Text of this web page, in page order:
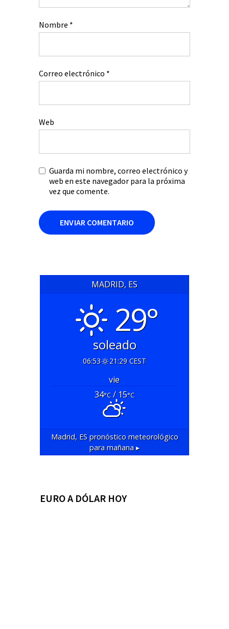
Nombre *
Correo electrónico *
Web
Guarda mi nombre, correo electrónico y
web en este navegador para la próxima
vez que comente.
MADRID, ES
29°
soleado
06:53 21:29 CEST
vie
34°C/ 15°C
Madrid, ESpronóstico meteorológico
para mañana ▸
EURO A DÓLAR HOY